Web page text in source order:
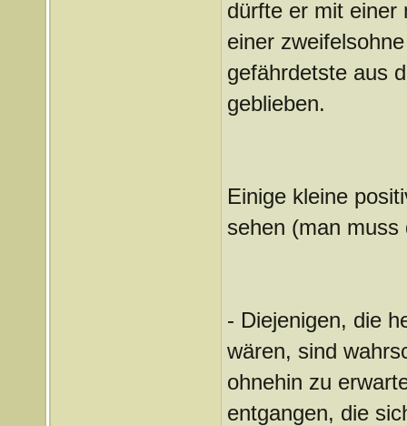
dürfte er mit einer
einer
gefährdetste aus
geblieben.
Einige kleine
sehen (man
- Diejenigen, die
wären, sind
ohnehin zu
entgangen, die